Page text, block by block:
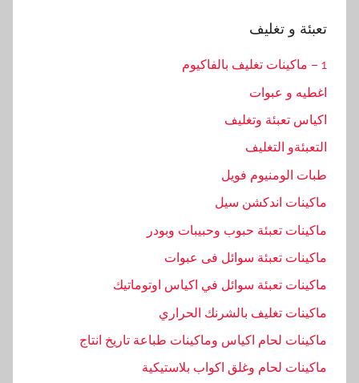
تعبئة و تغليف
1 – ماكينات تغليف بالفاكيوم
اغطيه و عبوات
اكياس تعبئة وتغليف
التعبئةو التغليف
طبات الومنيوم فويل
ماكينات اندكشن سيل
ماكينات تعبئة حبوب وحبيبات وبودر
ماكينات تعبئة سوائل فى عبوات
ماكينات تعبئة سوائل في اكياس اوتوماتيك
ماكينات تغليف بالشرنك الحراري
ماكينات لحام اكياس وماكينات طباعة تاريخ انتاج
ماكينات لحام وغلق اكواب بلاستيكية